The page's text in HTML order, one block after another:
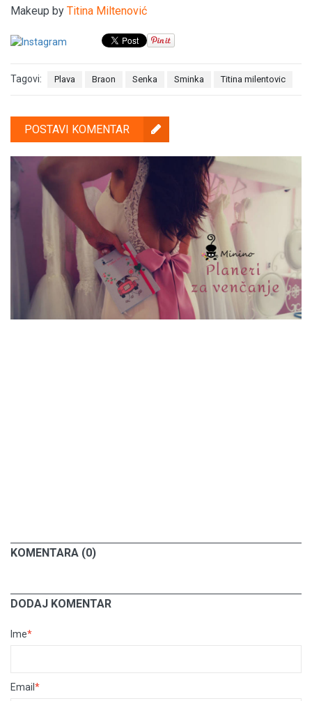
Makeup by Titina Miltenović
Tagovi: Plava Braon Senka Sminka Titina milentovic
POSTAVI KOMENTAR
KOMENTARA (0)
DODAJ KOMENTAR
Ime*
Email *